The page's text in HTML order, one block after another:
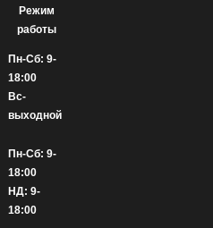
Режим
работы
Пн-Сб: 9-
18:00
Вс-
выходной
Пн-Сб: 9-
18:00
НД: 9-
18:00